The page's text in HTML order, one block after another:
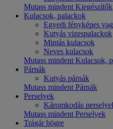
Mutass mindent Kiegészítők
Kulacsok, palackok
Egyedi fényképes
Kutyás vizespalackok
Mintás kulacsok
Neves kulacsok
Mutass mindent Kulacsok,
Párnák
Kutyás párnák
Mutass mindent Párnák
Perselyek
Káromkodás
Mutass mindent Perselyek
Trágár bögre